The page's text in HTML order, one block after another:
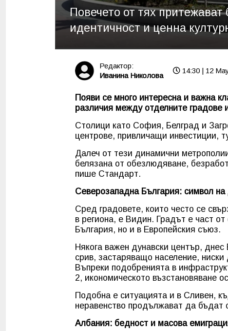
Повечето от тях
идентичност и ценна
Редактор:
Иванина Николова
14:30 | 12
Появи се много интересна и важна
различия между отделните градове
Столици като София, Белград и
центрове, привличащи инвестиции,
Далеч от тези динамични
белязана от обезлюдяване,
пише Стандарт.
Северозападна България: символ
Сред градовете, които често се
в региона, е Видин. Градът е част
България, но и в Европейския съюз.
Някога важен дунавски център,
срив, застаряващо население,
Въпреки подобренията в
2, икономическото възстановяване
Подобна е ситуацията и в Сливен,
неравенство продължават да бъдат
Албания: бедност и масова